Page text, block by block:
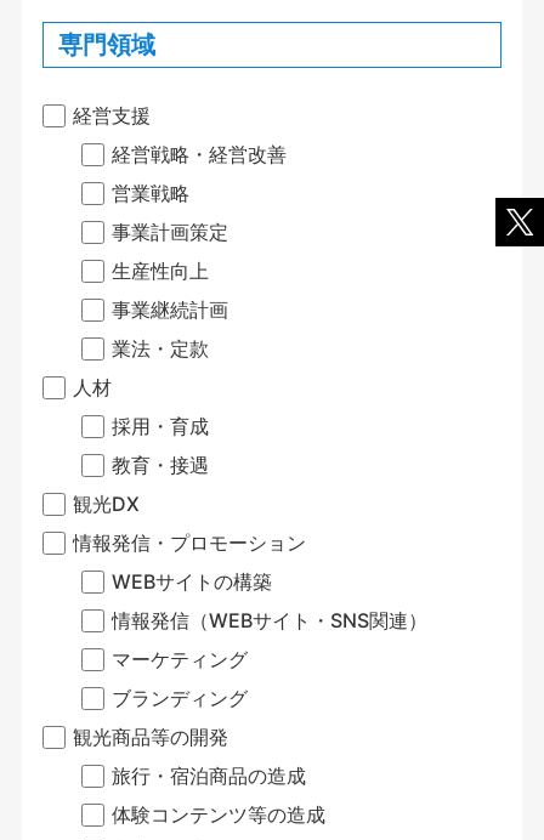
専門領域
経営支援
経営戦略・経営改善
営業戦略
事業計画策定
生産性向上
事業継続計画
業法・定款
人材
採用・育成
教育・接遇
観光DX
情報発信・プロモーション
WEBサイトの構築
情報発信（WEBサイト・SNS関連）
マーケティング
ブランディング
観光商品等の開発
旅行・宿泊商品の造成
体験コンテンツ等の造成